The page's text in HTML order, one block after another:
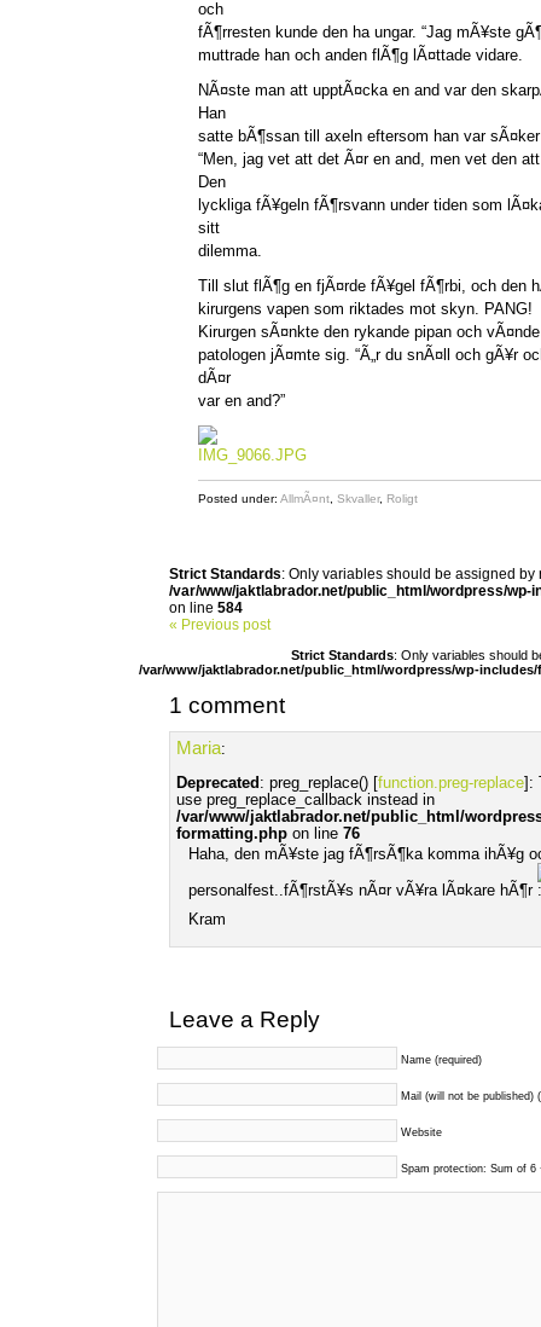
och
fÃ¶rresten kunde den ha ungar. “Jag mÃ¥ste
muttrade han och anden flÃ¶g lÃ¤ttade vidare.
NÃ¤ste man att upptÃ¤cka en and var den
Han
satte bÃ¶ssan till axeln eftersom han var
“Men, jag vet att det Ã¤r en and, men vet den
Den
lyckliga fÃ¥geln fÃ¶rsvann under tiden som
sitt
dilemma.
Till slut flÃ¶g en fjÃ¤rde fÃ¥gel fÃ¶rbi, och den
kirurgens vapen som riktades mot skyn. PANG!
Kirurgen sÃ¤nkte den rykande pipan och
patologen jÃ¤mte sig. “Ã„r du snÃ¤ll och gÃ¥r
dÃ¤r
var en and?”
Posted under: AllmÃ¤nt Skvaller, Roligt
Strict Standards: Only variables should be assigned by
/var/www/jaktlabrador.net/public_html/wordpress/wp-
on line 584
« Previous post
Strict Standards: Only variables should
/var/www/jaktlabrador.net/public_html/wordpress/wp-
1 comment
Maria:
Deprecated : preg_replace() [ function.preg-replace
use preg_replace_callback instead in
/var/www/jaktlabrador.net/public_html/
formatting.php on line 76
Haha, den mÃ¥ste jag fÃ¶rsÃ¶ka komma ihÃ¥g
personalfest..fÃ¶rstÃ¥s nÃ¤r vÃ¥ra lÃ¤kare hÃ¶r
Kram
Leave a Reply
Name (required)
Mail (will not be published)
Website
Spam protection: Sum of 6